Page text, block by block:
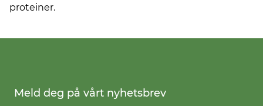
proteiner.
Meld deg på vårt nyhetsbrev